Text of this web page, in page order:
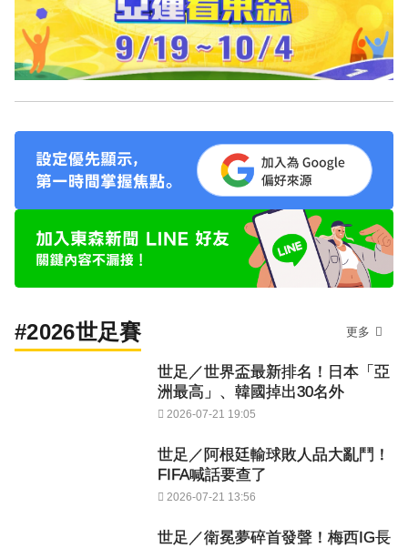
#2026世足賽 更多
世足／世界盃最新排名！日本「亞
洲最高」、韓國掉出30名外
2026-07-21 19:05
世足／阿根廷輸球敗人品大亂鬥！
FIFA喊話要查了
2026-07-21 13:56
世足／衛冕夢碎首發聲！梅西IG長